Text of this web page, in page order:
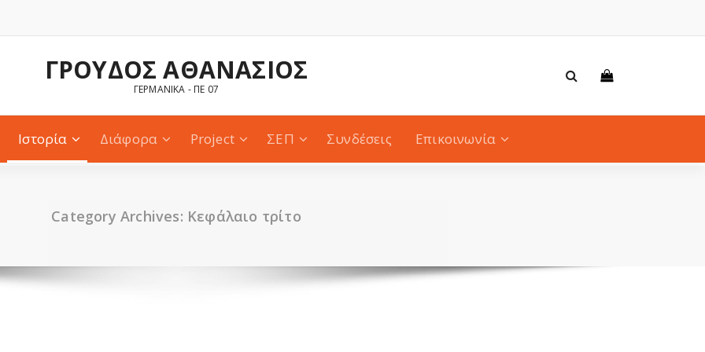
ΓΡΟΥΔΟΣ ΑΘΑΝΑΣΙΟΣ
ΓΕΡΜΑΝΙΚΑ - ΠΕ 07
Ιστορία Διάφορα Project ΣΕΠ Συνδέσεις Επικοινωνία
Category Archives: Κεφάλαιο τρίτο